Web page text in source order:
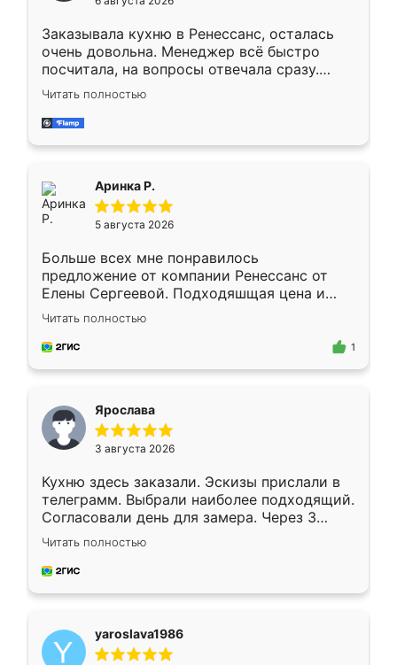
мебели буду заказывать только здесь.
Заказывала кухню в Ренессанс, осталась
очень довольна. Менеджер всё быстро
посчитала, на вопросы отвечала сразу.
Замерщик приехал в субботу, подошёл к
делу со всей ответственностью. Собрали
за день, ребята работали аккуратно, даже
Читать полностью
Аринка Р.
5 августа 2026
Больше всех мне понравилось
предложение от компании Ренессанс от
Елены Сергеевой. Подходяшщая цена и
короткие сроки изготовления. Приехавший
для замера сотрудник Владислав
предложил по моему эскизу самый
Читать полностью
1
Ярослава
3 августа 2026
Кухню здесь заказали. Эскизы прислали в
телеграмм. Выбрали наиболее подходящий.
Согласовали день для замера. Через 3
недели кухня была уже готова. Остались
довольны работой. Спасибо Ренессанс
мебель за качественную работу!
Читать полностью
yaroslava1986